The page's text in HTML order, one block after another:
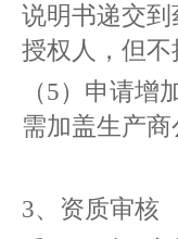
说明书递交
授权人，但
（5）申请
需加盖生产
3、资质审核